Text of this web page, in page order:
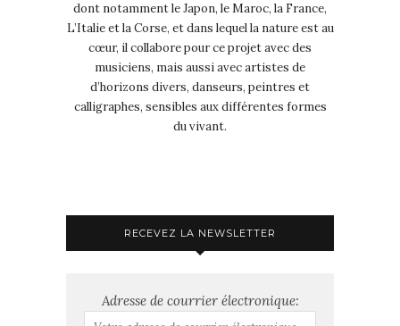
dont notamment le Japon, le Maroc, la France,
L’Italie et la Corse, et dans lequel la nature est au
cœur, il collabore pour ce projet avec des
musiciens, mais aussi avec artistes de
d’horizons divers, danseurs, peintres et
calligraphes, sensibles aux différentes formes
du vivant.
RECEVEZ LA NEWSLETTER
Adresse de courrier électronique: